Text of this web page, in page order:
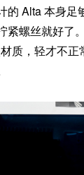
的 Alta 本身足
紧螺丝就好了
材质，轻才不